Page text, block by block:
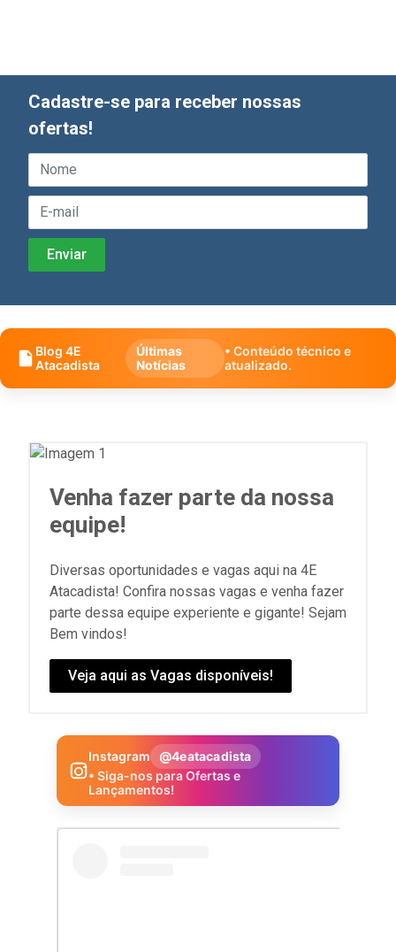
Cadastre-se para receber nossas
ofertas!
Blog 4E
Atacadista
Últimas
Notícias
• Conteúdo técnico e
atualizado.
Venha fazer parte da nossa
equipe!
Diversas oportunidades e vagas aqui na 4E
Atacadista! Confira nossas vagas e venha fazer
parte dessa equipe experiente e gigante! Sejam
Bem vindos!
Veja aqui as Vagas disponíveis!
Instagram
@4eatacadista
• Siga-nos para Ofertas e
Lançamentos!